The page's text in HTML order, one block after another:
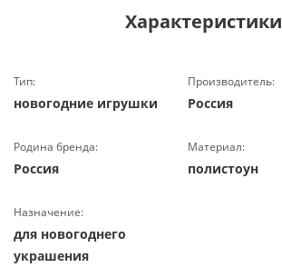
Характеристики
Тип:
новогодние игрушки
Производитель:
Россия
Родина бренда:
Россия
Материал:
полистоун
Назначение:
для новогоднего
украшения